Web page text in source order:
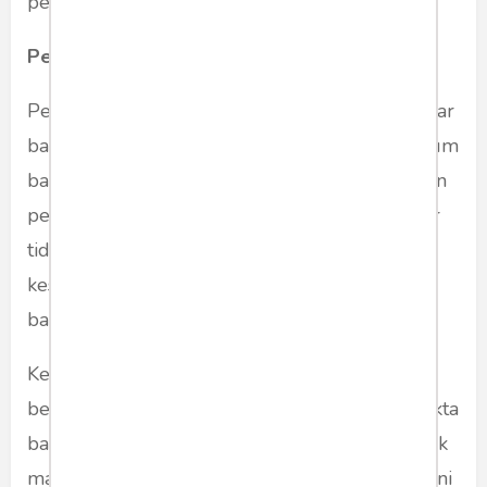
Permasalahan dalam proses pembelajaran
Penulis dengan berbekal pengalaman mengajar
bahasa Inggris di sekolah dan mata kuliah umum
bahasa Inggris di universitas, melihat kegagalan
penguasaan bahasa Inggris di kalangan pelajar
tidak semata-mata karena kurang tumbuhnya
kesadaran akan pentingnya peran bahasa asing
bagi kesuksesan masa depan mereka.
Kenyataan yang ditemukan penulis dan
beberapa kolega di lapangan menunjukkan fakta
baik guru dan siswa masih menghadapi banyak
masalah dalam proses pembelajaran. Indikasi ini